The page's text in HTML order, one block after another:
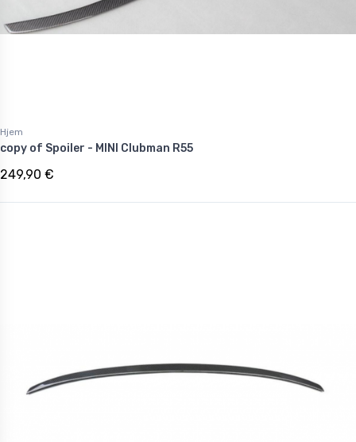
Hjem
copy of Spoiler - MINI Clubman R55
249,90 €